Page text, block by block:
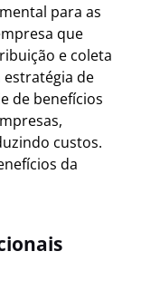
para as
que
e coleta
de
de benefícios
custos.
da